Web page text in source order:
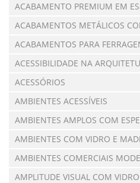
ACABAMENTO PREMIUM EM
ACABAMENTOS METÁLICOS
ACABAMENTOS PARA
ACESSIBILIDADE NA
ACESSÓRIOS
AMBIENTES ACESSÍVEIS
AMBIENTES AMPLOS COM
AMBIENTES COM VIDRO E
AMBIENTES COMERCIAIS
AMPLITUDE VISUAL COM VIDRO